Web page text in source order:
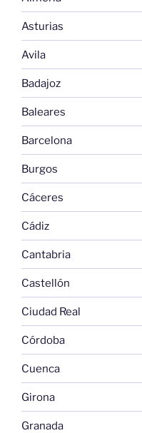
Asturias
Avila
Badajoz
Baleares
Barcelona
Burgos
Cáceres
Cádiz
Cantabria
Castellón
Ciudad Real
Córdoba
Cuenca
Girona
Granada